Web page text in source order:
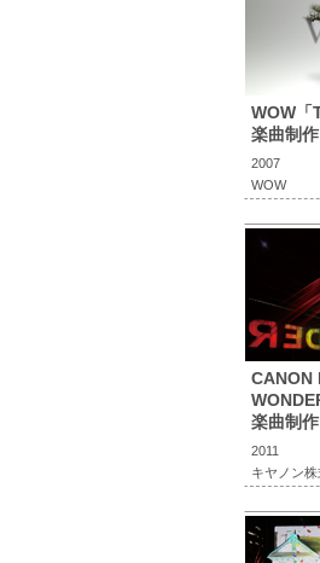
WOW「
楽曲制作
2007
WOW
CANON
楽曲制作
2011
キヤノン株